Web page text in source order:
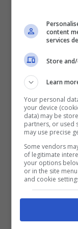
–
addirittura
. Al tempo
conscia che
HTC
Insomma, è
fin dei conti
frontale e
Mountain
posizioni per
essere
content
services
Store
Learn
Your personal
your device
data) may be
partners, or used
may use precise
Some vendors
of legitimate
your options
or in the site
and cookie